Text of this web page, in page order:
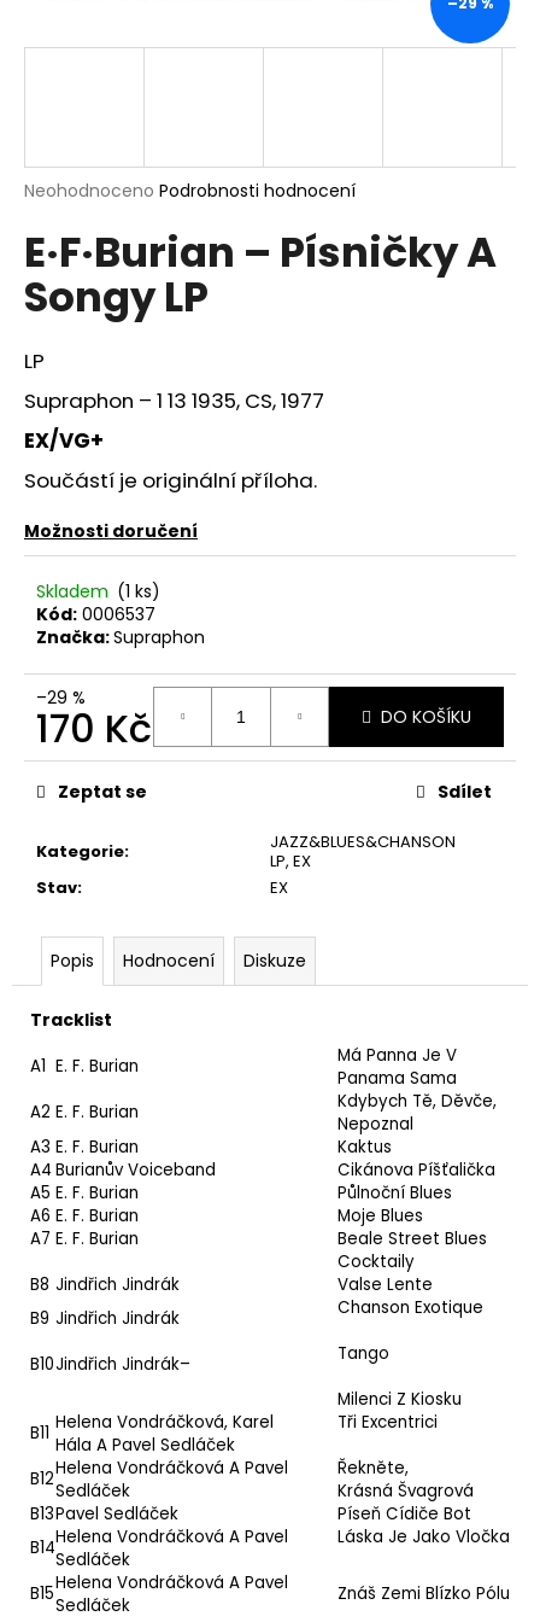
Průměrné
produktu
je
0,0
z
hvězdiček.
Neohodnoceno Podrobnosti hodnocení
E·F·Burian – Písničky A
Songy LP
LP
Supraphon – 1 13 1935, CS, 1977
EX/VG+
Součástí je originální příloha.
Možnosti doručení
Skladem (1 ks)
Kód: 0006537
Značka:Supraphon
–29 %
170 Kč
Měrná
cena:
DO KOŠÍKU
Kategorie:
JAZZ&BLUES&CHANSON
LP, EX
Stav: EX
Zeptat se Sdílet
Popis Hodnocení Diskuze
Tracklist
A1 E. F. Burian
Má Panna Je V
Panama Sama
A2 E. F. Burian
Kdybych Tě, Děvče,
Nepoznal
A3 E. F. Burian
Kaktus
A4 Burianův Voiceband
Cikánova Píšťalička
A5 E. F. Burian
Půlnoční Blues
A6 E. F. Burian
Moje Blues
A7 E. F. Burian
Beale Street Blues
Cocktaily
B8 Jindřich Jindrák
Valse Lente
B9 Jindřich Jindrák Chanson Exotique
B10Jindřich Jindrák–
Tango
Milenci Z Kiosku
B11 Helena Vondráčková, Karel
Hála A Pavel Sedláček
Tři Excentrici
B12Helena Vondráčková A Pavel
Sedláček
Řekněte,
Krásná Švagrová
B13Pavel Sedláček
Píseň Cídiče Bot
B14Helena Vondráčková A Pavel
Sedláček
Láska Je Jako Vločka
B15Helena Vondráčková A Pavel
Sedláček
Znáš Zemi Blízko Pólu
j
?
o
p
r
u
č
e
m
e
JETHRO
TULL
CATFISH
MC
220